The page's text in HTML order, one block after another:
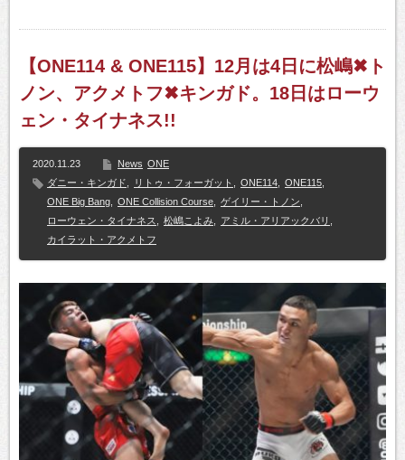
【ONE114 & ONE115】12月は4日に松嶋✖ト
ノン、アクメトフ✖キンガド。18日はローウ
ェン・タイナネス!!
2020.11.23 News ONE
ダニー・キンガド
リトゥ・フォーガット ONE114 ONE115
ONE Big Bang
ONE Collision Course ゲイリー・トノン
ローウェン・タイナネス
松嶋こよみ アミル・アリアックバリ
カイラット・アクメトフ